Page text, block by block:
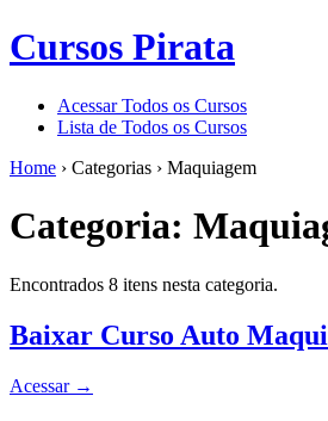
Cursos Pirata
Acessar Todos os Cursos
Lista de Todos os Cursos
Home › Categorias › Maquiagem
Categoria:
Encontrados 8 itens nesta categoria.
Baixar Curso Auto
Acessar →